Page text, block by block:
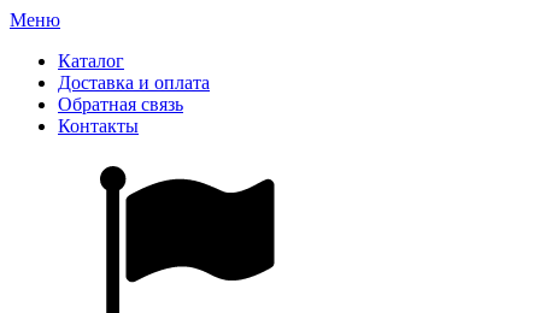
Меню
Каталог
Доставка и оплата
Обратная связь
Контакты